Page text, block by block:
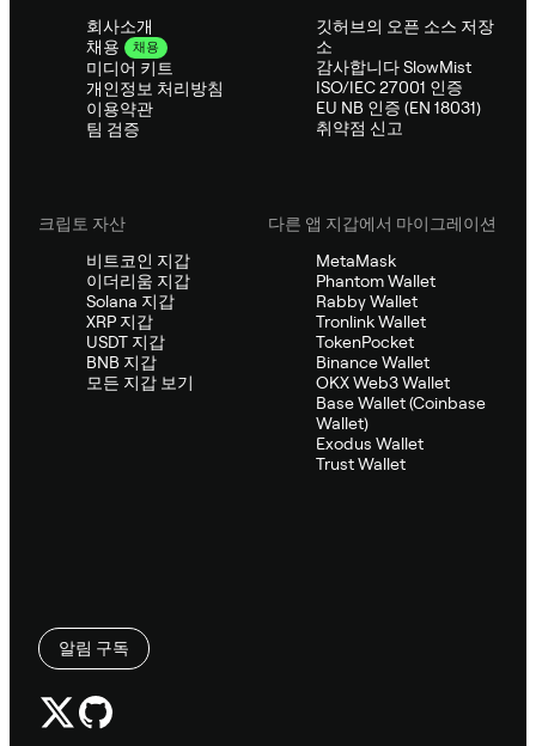
회사소개
채용
채용
미디어 키트
개인정보 처리방침
이용약관
팀 검증
깃허브의 오픈 소스 저장
소
감사합니다 SlowMist
ISO/IEC 27001 인증
EU NB 인증 (EN 18031)
취약점 신고
크립토 자산
비트코인 지갑
이더리움 지갑
Solana 지갑
XRP 지갑
USDT 지갑
BNB 지갑
모든 지갑 보기
다른 앱 지갑에서 마이그레이션
MetaMask
Phantom Wallet
Rabby Wallet
Tronlink Wallet
TokenPocket
Binance Wallet
OKX Web3 Wallet
Base Wallet (Coinbase
Wallet)
Exodus Wallet
Trust Wallet
알림 구독